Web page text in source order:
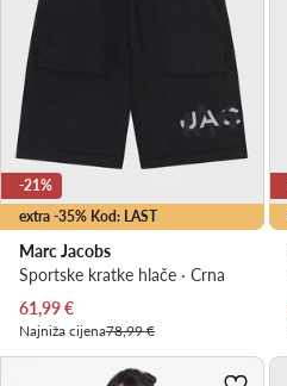
extra -35% Kod: LAST
-21%
Marc Jacobs
Sportske kratke hlače · Crna
Trenutna cijena
61,99€
Najniža cijena78,99 €